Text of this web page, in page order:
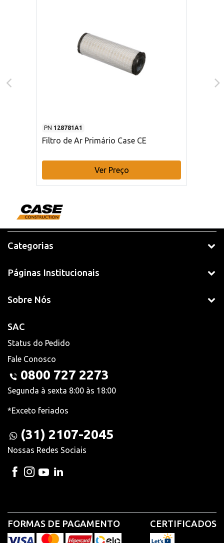
PN 128781A1
Filtro de Ar Primário Case CE
Ver Preço
Categorias
Páginas Institucionais
Sobre Nós
SAC
Status do Pedido
Fale Conosco
0800 727 2273
Segunda à sexta 8:00 às 18:00
*Exceto feriados
(31) 2107-2045
Nossas Redes Sociais
FORMAS DE PAGAMENTO CERTIFICADOS